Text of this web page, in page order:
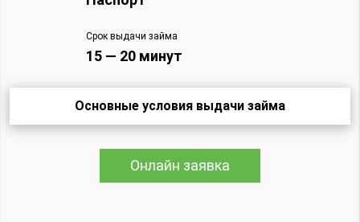
Срок выдачи займа
15 — 20 минут
Основные условия выдачи займа
Онлайн заявка